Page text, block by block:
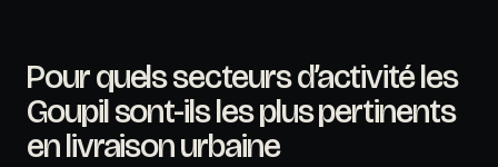
Pour quels secteurs d’activité les
Goupil sont-ils les plus pertinents
en livraison urbaine